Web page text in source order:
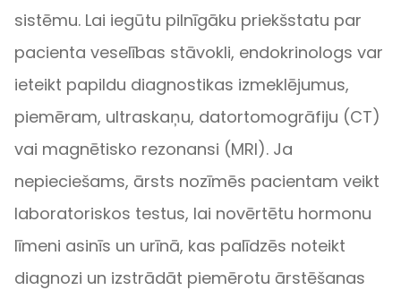
sistēmu. Lai iegūtu pilnīgāku priekšstatu par
pacienta veselības stāvokli, endokrinologs var
ieteikt papildu diagnostikas izmeklējumus,
piemēram, ultraskaņu, datortomogrāfiju (CT)
vai magnētisko rezonansi (MRI). Ja
nepieciešams, ārsts nozīmēs pacientam veikt
laboratoriskos testus, lai novērtētu hormonu
līmeni asinīs un urīnā, kas palīdzēs noteikt
diagnozi un izstrādāt piemērotu ārstēšanas